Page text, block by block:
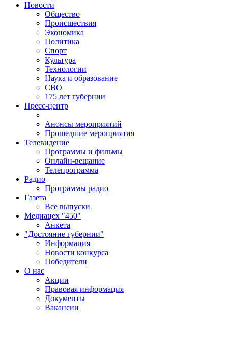
Новости
Общество
Происшествия
Экономика
Политика
Спорт
Культура
Технологии
Наука и образование
СВО
175 лет губернии
Пресс-центр
Анонсы мероприятий
Прошедшие мероприятия
Телевидение
Программы и фильмы
Онлайн-вещание
Телепрограмма
Радио
Программы радио
Газета
Все выпуски
Медиацех "450"
Анкета
"Достояние губернии"
Информация
Новости конкурса
Победители
О нас
Акции
Правовая информация
Документы
Вакансии